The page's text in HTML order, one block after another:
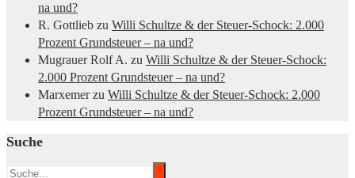
na und?
R. Gottlieb zu Willi Schultze & der Steuer-Schock: 2.000
Prozent Grundsteuer – na und?
Mugrauer Rolf A. zu Willi Schultze & der Steuer-Schock:
2.000 Prozent Grundsteuer – na und?
Marxemerzu Willi Schultze & der Steuer-Schock: 2.000
Prozent Grundsteuer – na und?
Suche